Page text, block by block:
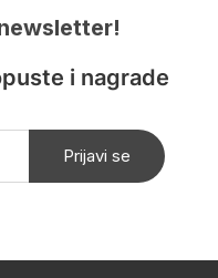
i nagrade
Prijavi se